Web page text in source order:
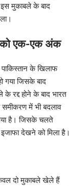
इस मुकाबले के बाद
को एक-एक अंक
के खिलाफ
गया जिसके बाद
रद्द होने के बाद भारत
समीकरण में भी बदलाव
है। जिसके चलते
देखने को मिला है।
दो मुकाबले खेले हैं